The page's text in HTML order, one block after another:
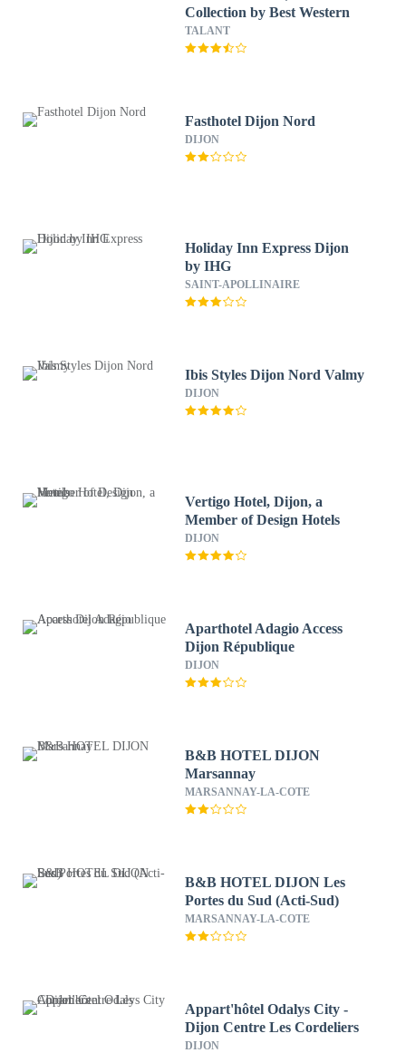
Collection by Best Western
TALANT
Fasthotel Dijon Nord
DIJON
Holiday Inn Express Dijon
by IHG
SAINT-APOLLINAIRE
Ibis Styles Dijon Nord Valmy
DIJON
Vertigo Hotel, Dijon, a
Member of Design Hotels
DIJON
Aparthotel Adagio Access
Dijon République
DIJON
B&B HOTEL DIJON
Marsannay
MARSANNAY-LA-COTE
B&B HOTEL DIJON Les
Portes du Sud (Acti-Sud)
MARSANNAY-LA-COTE
Appart'hôtel Odalys City -
Dijon Centre Les Cordeliers
DIJON